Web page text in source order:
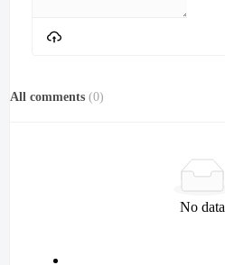
All comments (0)
No data